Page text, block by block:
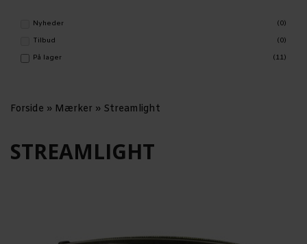
Nyheder
(0)
Tilbud
(0)
På lager
(11)
Forside » Mærker » Streamlight
STREAMLIGHT